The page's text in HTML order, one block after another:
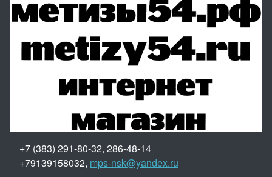
+7 (383) 291-80-32, 286-48-14
+79139158032, mps-nsk@yandex.ru